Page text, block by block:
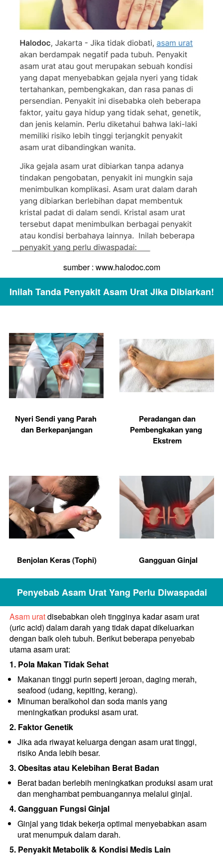
sumber : www.halodoc.com
Inilah Tanda Penyakit Asam Urat Jika Dibiarkan!
Nyeri Sendi yang Parah
dan Berkepanjangan
Pembengkakan yang
Ekstrem
Benjolan Keras (Tophi) Gangguan Ginjal
Penyebab Asam Urat Yang Perlu Diwaspadai
Asam urat disebabkan oleh tingginya kadar asam urat
(uric acid) dalam darah yang tidak dapat dikeluarkan
dengan baik oleh tubuh. Berikut beberapa penyebab
utama asam urat:
1. Pola Makan Tidak Sehat
Makanan tinggi purin seperti jeroan, daging merah,
seafood (udang, kepiting, kerang).
Minuman beralkohol dan soda manis yang
meningkatkan produksi asam urat.
2. Faktor Genetik
Jika ada riwayat keluarga dengan asam urat tinggi,
risiko Anda lebih besar.
3. Obesitas atau Kelebihan Berat Badan
Berat badan berlebih meningkatkan produksi asam urat
dan menghambat pembuangannya melalui ginjal.
4. Gangguan Fungsi Ginjal
Ginjal yang tidak bekerja optimal menyebabkan asam
urat menumpuk dalam darah.
5. Penyakit Metabolik & Kondisi Medis Lain